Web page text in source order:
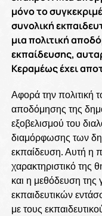
μόνο το
συνολική
μια πολιτική
εκπαίδευσης,
Κεραμέως έχει
Αφορά την πολιτική
αποδόμησης της
εξοβελισμού του
διαμόρφωσης των
εκπαίδευση. Αυτή η
χαρακτηριστικό της
και η μεθόδευση της
εκπαιδευτικών
με τους